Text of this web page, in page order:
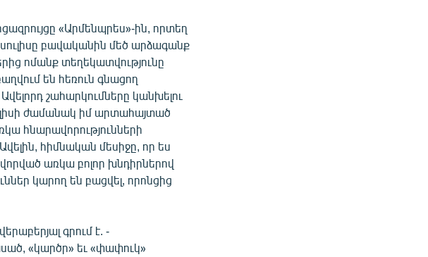
«Արմենպրես»-ին, որտեղ
բավականին մեծ արձագանք
ոմանք տեղեկատվությունը
են հեռուն գնացող
շահարկումները կանխելու
ժամանակ իմ արտահայտած
հնարավորությունների
հիմնական մեսիջը, որ ես
առկա բոլոր խնդիրներով
կարող են բացվել, որոնցից
գրում է. -
«կարծր» եւ «փափուկ»